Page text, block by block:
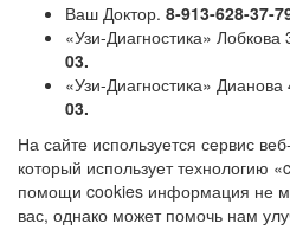
Ваш Доктор. 8-913-628-37-
«Узи-Диагностика» Лобкова
03.
«Узи-Диагностика» Дианова
03.
На сайте используется сервис
который использует технологию
помощи cookies информация не
вас, однако может помочь нам